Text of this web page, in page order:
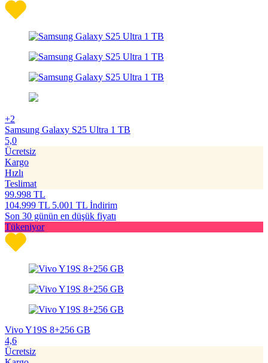
+2
Samsung Galaxy S25 Ultra 1 TB
5,0
Ücretsiz
Kargo
Hızlı
Teslimat
99.998 TL
104.999 TL 5.001 TL İndirim
Son 30 günün en düşük fiyatı
Tükeniyor
Vivo Y19S 8+256 GB
4,6
Ücretsiz